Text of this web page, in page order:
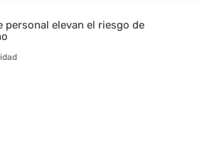
personal elevan el riesgo de